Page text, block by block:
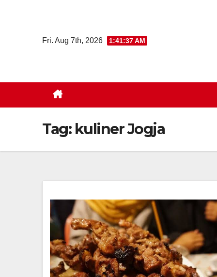
Fri. Aug 7th, 2026 1:41:38 AM
Tag: kuliner Jogja